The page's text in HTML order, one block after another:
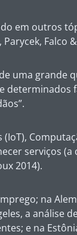
em outros
Falco
uma grande
determinados
serviços
2014).
na
a análise
e na